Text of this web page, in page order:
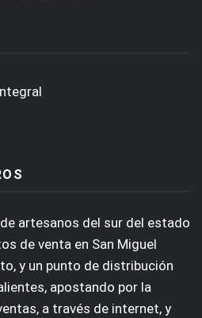
artesanos del sur del estado
de venta en San Miguel
y un punto de distribución
apostando por la
a través de internet, y